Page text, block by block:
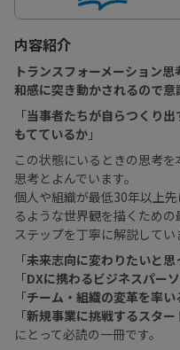
内容紹介
トランスフォーメーション
和感に突き動かされるので
「当事者たちが自らつくり
もてているか 」
この状態にいるときの思考
思考とよんでいます。
個人や組織が最低30年以上
るような世界観を描くため
ステップを丁寧に解説してい
「未来志向に変わりたいと
「DXに携わるビジネスパー
「チーム・組織の変革を率
「新規事業に挑戦するスター
にとって必読の一冊です。